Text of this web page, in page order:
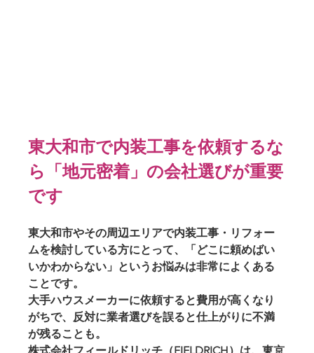
東大和市で内装工事を依頼するな
ら「地元密着」の会社選びが重要
です
東大和市やその周辺エリアで内装工事・リフォー
ムを検討している方にとって、「どこに頼めばい
いかわからない」というお悩みは非常によくある
ことです。
大手ハウスメーカーに依頼すると費用が高くなり
がちで、反対に業者選びを誤ると仕上がりに不満
が残ることも。